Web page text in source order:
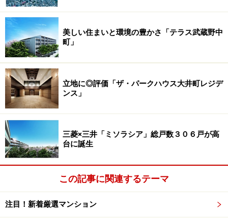
マンション・一戸建て両街区をつなぐメインストリートには
豊富な緑が「外観完成予想CG」 ※計画段階の図面を基に描
いたもので、実際とは異なります
高台の自然な傾斜を生かしたランドプラン
マンション街区「アトラス上大岡ヒルズ」のランドプラ
ンもまた特徴的だ。戸建て街区に相対する位置に設けら
れるメインエントランスは、端正なラインが特徴的なデ
ザイン。2層吹き抜けの贅沢な空間を有するエントラン
スホールと合わせて、そこで暮らすことが誇らしくなる
ような意匠とでも言うべきだろうか。デザインは都心の
高級マンションのデザインを多く手掛ける「アーキサイ
トメビウス」が担当。住む人の満足感はもちろん将来の
資産性をも左右する外観意匠に関して、かなりの力の入
りようがうかがえる。
美しい住まいと環境の豊かさ「テラス武蔵野中
町」
立地に◎評価「ザ・パークハウス大井町レジデ
ンス」
三菱×三井「ミソラシア」総戸数３０６戸が高
台に誕生
この記事に関連するテーマ
注目！新着厳選マンション